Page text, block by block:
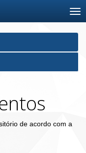
de acordo com a